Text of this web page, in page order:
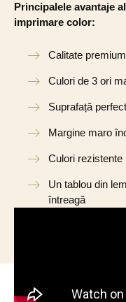
Principalele avantaje
imprimare color:
Calitate
Culori de 3 ori
Suprafață
Margine maro
Culori rezistente
Un tablou din
întreagă